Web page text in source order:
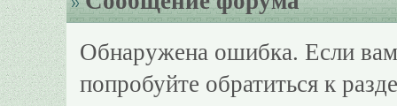
Обнаружена ошибка. Если
попробуйте обратиться к